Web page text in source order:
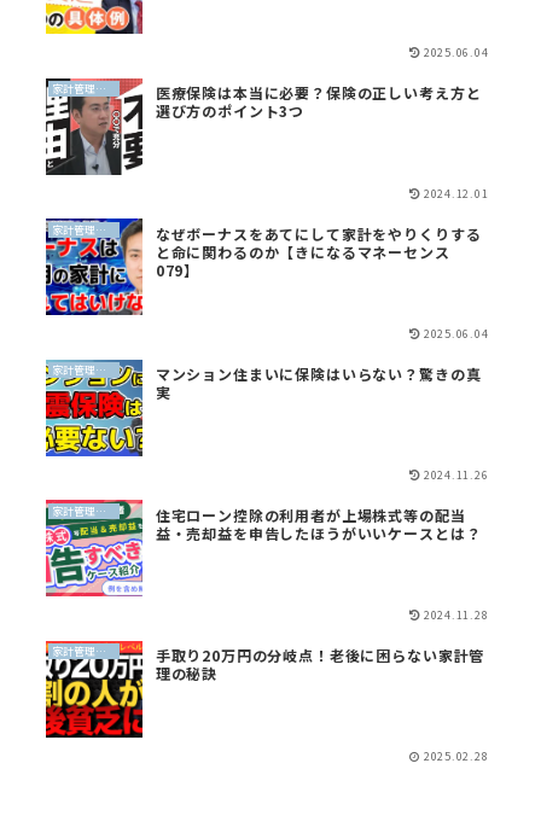
2025.06.04
家計管理（QGS）
医療保険は本当に必要？保険の正しい考え方と
選び方のポイント3つ
2024.12.01
家計管理（QGS）
なぜボーナスをあてにして家計をやりくりする
と命に関わるのか【きになるマネーセンス
079】
2025.06.04
家計管理（QGS）
マンション住まいに保険はいらない？驚きの真
実
2024.11.26
家計管理（QGS）
住宅ローン控除の利用者が上場株式等の配当
益・売却益を申告したほうがいいケースとは？
2024.11.28
家計管理（QGS）
手取り20万円の分岐点！老後に困らない家計管
理の秘訣
2025.02.28